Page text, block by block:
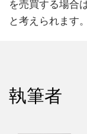
を売買する場合
と考えられます。
執筆者